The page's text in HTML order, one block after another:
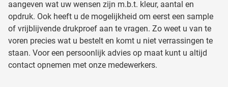
aangeven wat uw wensen zijn m.b.t. kleur, aantal en
opdruk. Ook heeft u de mogelijkheid om eerst een sample
of vrijblijvende drukproef aan te vragen. Zo weet u van te
voren precies wat u bestelt en komt u niet verrassingen te
staan. Voor een persoonlijk advies op maat kunt u altijd
contact opnemen met onze medewerkers.